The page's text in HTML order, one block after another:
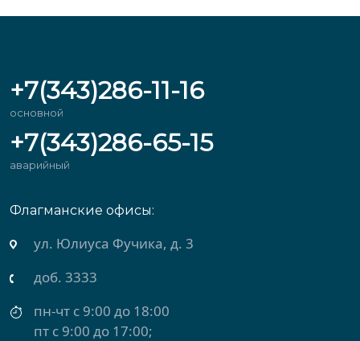
+7(343)286-11-16
основной
+7(343)286-65-15
аварийный
Флагманские офисы:
ул. Михеева, д. 2
доб. 3434
пн-чт с 9:00 до 18:00
пт с 9:00 до 17:00